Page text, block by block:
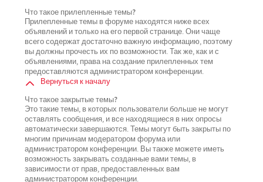
Что такое прилепленные темы?
Прилепленные темы в форуме находятся ниже всех
объявлений и только на его первой странице. Они чаще
всего содержат достаточно важную информацию, поэтому
вы должны прочесть их по возможности. Так же, как и с
объявлениями, права на создание прилепленных тем
предоставляются администратором конференции.
Вернуться к началу
Что такое закрытые темы?
Это такие темы, в которых пользователи больше не могут
оставлять сообщения, и все находящиеся в них опросы
автоматически завершаются. Темы могут быть закрыты по
многим причинам модератором форума или
администратором конференции. Вы также можете иметь
возможность закрывать созданные вами темы, в
зависимости от прав, предоставленных вам
администратором конференции.